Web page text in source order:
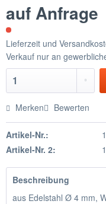
auf Anfrage
Lieferzeit und
Verkauf nur an
Merken Bewerten
Artikel-Nr.:
Artikel-Nr. 2:
Beschreibung
aus Edelstahl Ø 4 mm,